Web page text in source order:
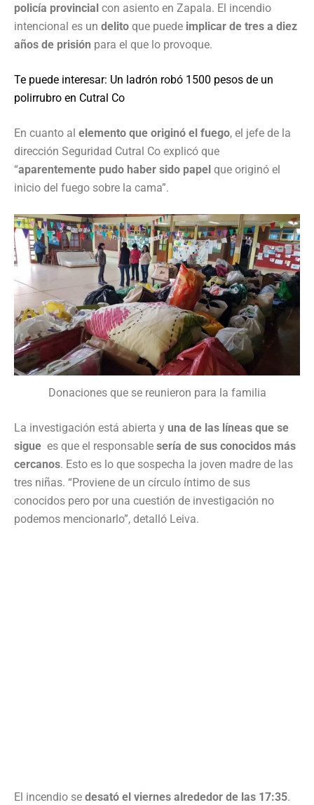
policía provincial con asiento en Zapala. El incendio
intencional es un delito que puede implicar de tres a diez
años de prisión para el que lo provoque.
Te puede interesar: Un ladrón robó 1500 pesos de un
polirrubro en Cutral Co
En cuanto al elemento que originó el fuego, el jefe de la
dirección Seguridad Cutral Co explicó que
“aparentemente pudo haber sido papel que originó el
inicio del fuego sobre la cama”.
Donaciones que se reunieron para la familia
La investigación está abierta y una de las líneas que se
sigue es que el responsable sería de sus conocidos más
cercanos. Esto es lo que sospecha la joven madre de las
tres niñas. “Proviene de un círculo íntimo de sus
conocidos pero por una cuestión de investigación no
podemos mencionarlo”, detalló Leiva.
El incendio se desató el viernes alrededor de las 17:35.